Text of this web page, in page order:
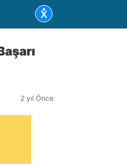
2 yıl Önce